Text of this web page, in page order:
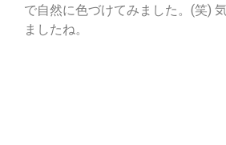
で自然に色づけてみました。(笑)
ましたね。